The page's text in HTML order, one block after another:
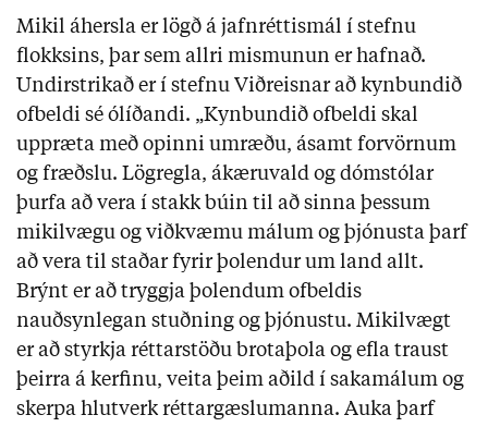
Mikil áhersla er lögð á jafnréttismál í stefnu
flokksins, þar sem allri mismunun er hafnað.
Undirstrikað er í stefnu Viðreisnar að kynbundið
ofbeldi sé ólíðandi. „Kynbundið ofbeldi skal
uppræta með opinni umræðu, ásamt forvörnum
og fræðslu. Lögregla, ákæruvald og dómstólar
þurfa að vera í stakk búin til að sinna þessum
mikilvægu og viðkvæmu málum og þjónusta þarf
að vera til staðar fyrir þolendur um land allt.
Brýnt er að tryggja þolendum ofbeldis
nauðsynlegan stuðning og þjónustu. Mikilvægt
er að styrkja réttarstöðu brotaþola og efla traust
þeirra á kerfinu, veita þeim aðild í sakamálum og
skerpa hlutverk réttargæslumanna. Auka þarf